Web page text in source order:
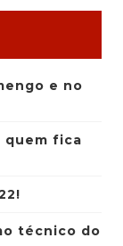
e no
quem fica
técnico do